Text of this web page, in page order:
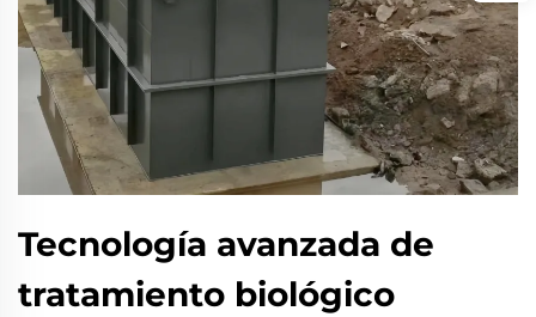
Tecnología avanzada de
tratamiento biológico